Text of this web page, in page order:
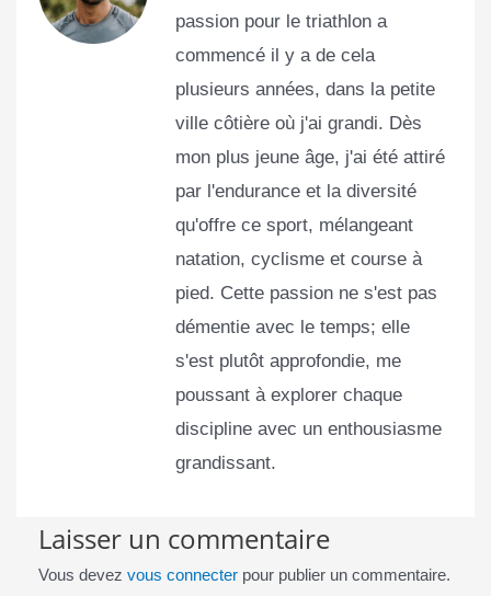
passion pour le triathlon a
commencé il y a de cela
plusieurs années, dans la petite
ville côtière où j'ai grandi. Dès
mon plus jeune âge, j'ai été attiré
par l'endurance et la diversité
qu'offre ce sport, mélangeant
natation, cyclisme et course à
pied. Cette passion ne s'est pas
démentie avec le temps; elle
s'est plutôt approfondie, me
poussant à explorer chaque
discipline avec un enthousiasme
grandissant.
Laisser un commentaire
Vous devez vous connecterpour publier un commentaire.